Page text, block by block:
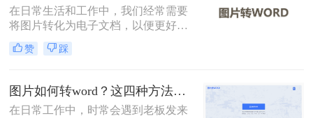
在日常生活和工作中，我们经常需要
将图片转化为电子文档，以便更好地
编辑、存储和分享。那么图片怎么生
成电子文档呢？本文将介绍三种将图
实现这一需求。
赞 踩
图片如何转word？这四种方法帮你转换！
在日常工作中，时常会遇到老板发来